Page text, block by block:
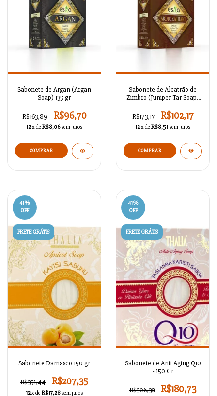
Sabonete de Argan (Argan
Soap) 135 gr
R$163,89 R$96,70
12x de R$8,06 sem juros
Sabonete de Alcatrão de
Zimbro (Juniper Tar Soap)
R$173,17
R$102,17
12x de R$8,51 sem juros
41%
OFF
FRETE GRÁTIS
Sabonete Damasco 150 gr
R$351,44 R$207,35
12x de R$17,28 sem juros
41%
OFF
FRETE GRÁTIS
Sabonete de Anti Aging Q10
- 150 Gr
R$306,32 R$180,73